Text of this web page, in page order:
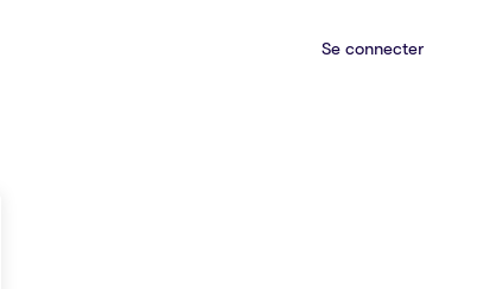
Se connecter